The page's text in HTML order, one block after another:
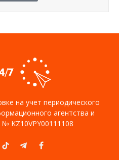
на учет периодического
агентства и
KZ10VPY00111108
TikTokTelegramFacebook